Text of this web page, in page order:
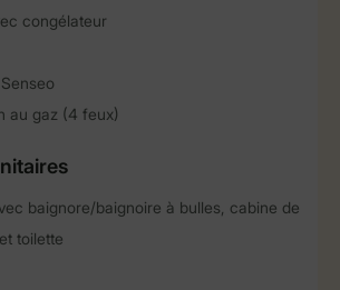
congélateur
au gaz (4 feux)
baignore/baignoire à bulles, cabine de
toilette